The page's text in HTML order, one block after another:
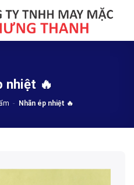
nhiệt 🔥
- Nhãn ép nhiệt 🔥